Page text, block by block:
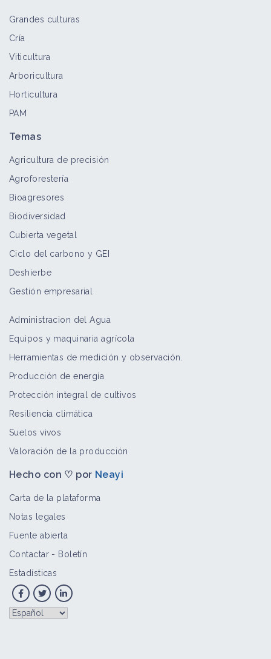
Grandes culturas
Cría
Viticultura
Arboricultura
Horticultura
PAM
Temas
Agricultura de precisión
Agroforestería
Bioagresores
Biodiversidad
Cubierta vegetal
Ciclo del carbono y GEI
Deshierbe
Gestión empresarial
Administracion del Agua
Equipos y maquinaria agrícola
Herramientas de medición y observación.
Producción de energía
Protección integral de cultivos
Resiliencia climática
Suelos vivos
Valoración de la producción
Hecho con ♡ por Neayi
Carta de la plataforma
Notas legales
Fuente abierta
Contactar- Boletín
Estadísticas